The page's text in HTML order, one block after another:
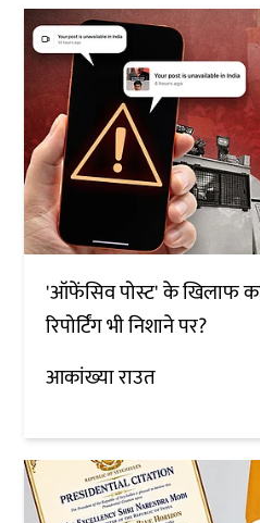
'ऑफेंसिव पोस्ट' के खिलाफ
रिपोर्टिंग भी निशाने पर?
आकांख्या राउत